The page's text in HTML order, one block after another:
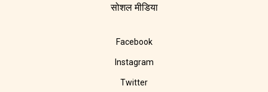
सोशल मीडिया
Facebook
Instagram
Twitter